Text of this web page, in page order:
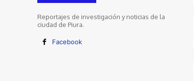
Reportajes de investigación y noticias de la
ciudad de Piura.
Facebook